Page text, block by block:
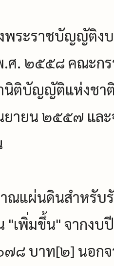
พระราชบัญญัติง
. ๒๕๕๘ คณะกร
นิติบัญญัติแห่งชา
ายน ๒๕๕๗ และ
ณแผ่นดินสำหรับ
"เพิ่มขึ้น" จากงบ
บาท[๒] นอกจ